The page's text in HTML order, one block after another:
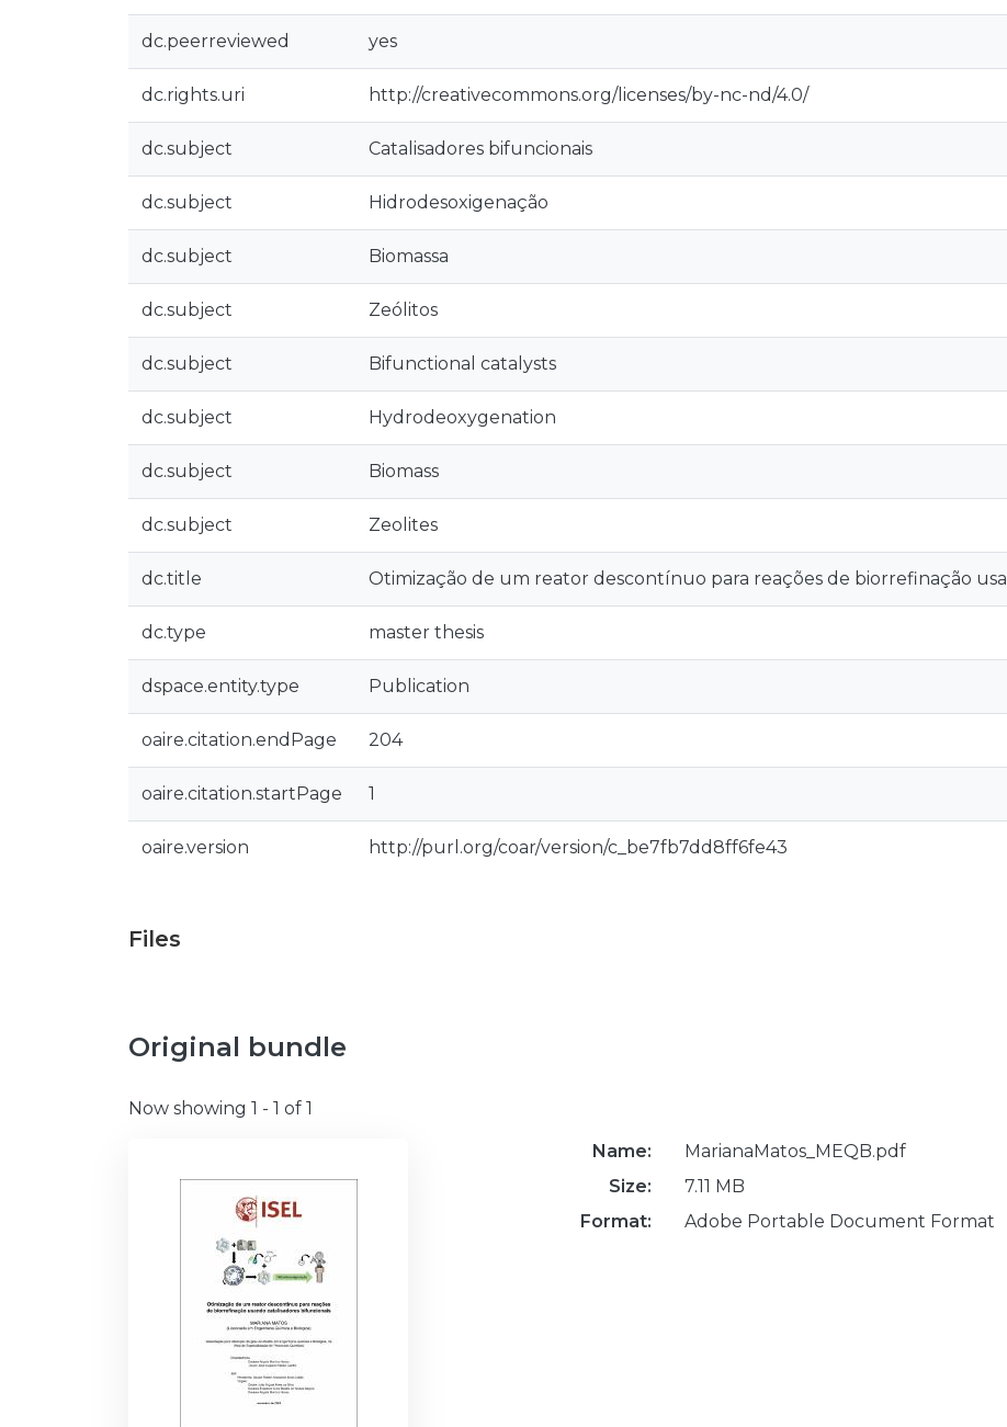
dc.peerreviewed yes
dc.rights.uri http://creativecommons.org/licenses/by-nc-nd/4.0/
dc.subject Catalisadores bifuncionais
dc.subject Hidrodesoxigenação
dc.subject Biomassa
dc.subject Zeólitos
dc.subject Bifunctional catalysts
dc.subject Hydrodeoxygenation
dc.subject Biomass
dc.subject Zeolites
dc.title Otimização de um reator descontínuo para reações de biorrefinação
dc.type master thesis
dspace.entity.type Publication
oaire.citation.endPage 204
oaire.citation.startPage 1
oaire.version http://purl.org/coar/version/c_be7fb7dd8ff6fe43
Files
Original bundle
Now showing 1 - 1 of 1
Name:
MarianaMatos_MEQB.pdf
Size:
7.11 MB
Format:
Adobe Portable Document Format